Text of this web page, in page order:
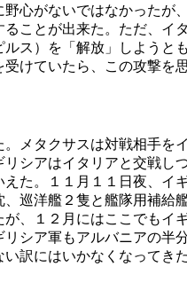
心がないではなかったが
ことが出来た。ただ、イ
ルス）を「解放」しようと
けていたら、この攻撃を
メタクサスは対戦相手を
シアはイタリアと交戦し
た。１１月１１日夜、イ
巡洋艦２隻と艦隊用補給
、１２月にはここでもイ
シア軍もアルバニアの半
訳にはいかなくなってきた